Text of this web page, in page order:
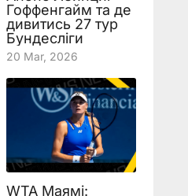
Гоффенгайм та де
дивитись 27 тур
Бундесліги
20 Mar, 2026
WTA Маямі: